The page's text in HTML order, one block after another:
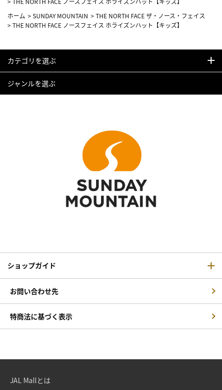
ホーム >SUNDAY MOUNTAIN >THE NORTH FACE ザ・ノース・フェイス
>THE NORTH FACE ノースフェイス ホライズンハット【キッズ】
カテゴリを選ぶ
ジャンルを選ぶ
ショップガイド
お問い合わせ先
特商法に基づく表示
JAL Mallとは